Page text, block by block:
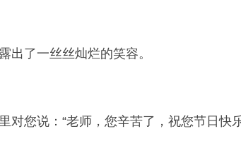
出了一丝丝灿烂的笑容。
您说：“老师，您辛苦了，祝您节日快